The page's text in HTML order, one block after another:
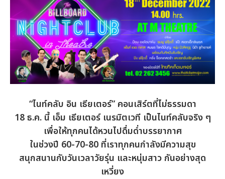
“ไนท์คลับ อิน เธียเตอร์” คอนเสิร์ตที่ไม่ธรรมดา
18 ธ.ค. นี้ เอ็ม เธียเตอร์ เนรมิตเวที เป็นไนท์คลับจริง ๆ
เพื่อให้ทุกคนได้หวนไปดื่มด่ำบรรยากาศ
ในช่วงปี 60-70-80 ที่เราทุกคนกำลังมีความสุข
สนุกสนานกับวันเวลาวัยรุ่น และหนุ่มสาว กันอย่างสุด
เหวี่ยง